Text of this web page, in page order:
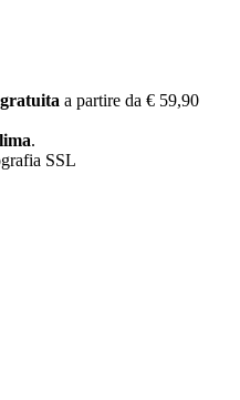
a partire da € 59,90
.
SSL